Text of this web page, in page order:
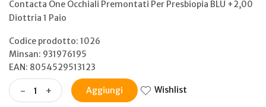
Contacta One Occhiali Premontati Per Presbiopia BLU +2,00
Diottria 1 Paio
Codice prodotto: 1026
Minsan: 931976195
EAN: 8054529513123
- + Aggiungi Wishlist